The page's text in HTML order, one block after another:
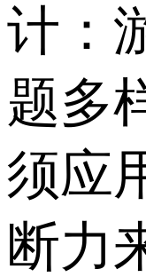
计：
题多
须应
断力